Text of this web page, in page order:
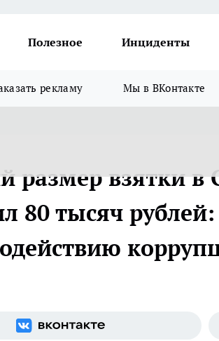
Полезное Инциденты
рекламу Мы в ВКонтакте
размер взятки в
80 тысяч